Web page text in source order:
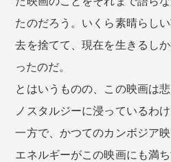
たのだろう。いくら素晴らし
去を捨てて、現在を生きるし
ったのだ。
とはいうものの、この映画は
ノスタルジーに浸っているわ
一方で、かつてのカンボジア
エネルギーがこの映画にも満